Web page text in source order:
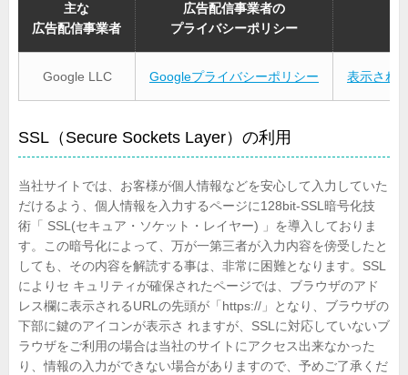
主な
広告配信事業者
広告配信事業者の
プライバシーポリシー
Google LLC Googleプライバシーポリシー 表示され
SSL（Secure Sockets Layer）の利用
当社サイトでは、お客様が個人情報などを安心して入力していた
だけるよう、個人情報を入力するページに128bit-SSL暗号化技
術「 SSL(セキュア・ソケット・レイヤー) 」を導入しておりま
す。この暗号化によって、万が一第三者が入力内容を傍受したと
しても、その内容を解読する事は、非常に困難となります。SSL
によりセ キュリティが確保されたページでは、ブラウザのアド
レス欄に表示されるURLの先頭が「https://」となり、ブラウザの
下部に鍵のアイコンが表示さ れますが、SSLに対応していないブ
ラウザをご利用の場合は当社のサイトにアクセス出来なかった
り、情報の入力ができない場合がありますので、予めご了承くだ